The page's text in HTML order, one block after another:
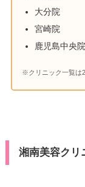
大分院
宮崎院
鹿児島中央院
※クリニック一覧は
湘南美容クリ